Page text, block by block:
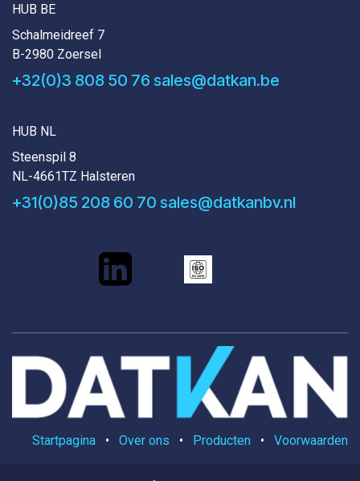
HUB BE
Schalmeidreef 7
B-2980 Zoersel
+32(0)3 808 50 76 sales@datkan.be
HUB NL
Steenspil 8
NL-4661TZ Halsteren
+31(0)85 208 60 70 sales@datkanbv.nl
Startpagina • Over ons • Producten • Voorwaarden